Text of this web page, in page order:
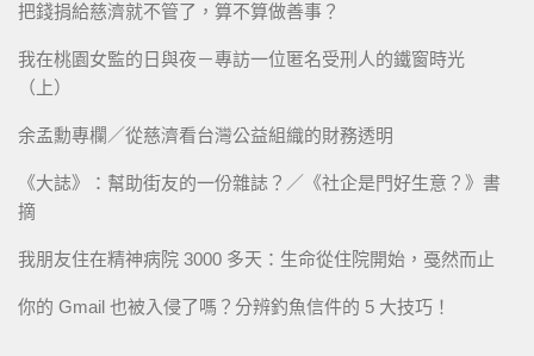
把錢捐給慈濟就不管了，算不算做善事？
我在桃園女監的日與夜－專訪一位匿名受刑人的鐵窗時光
（上）
余孟勳專欄／從慈濟看台灣公益組織的財務透明
《大誌》：幫助街友的一份雜誌？／《社企是門好生意？》書
摘
我朋友住在精神病院 3000 多天：生命從住院開始，戞然而止
你的 Gmail 也被入侵了嗎？分辨釣魚信件的 5 大技巧！